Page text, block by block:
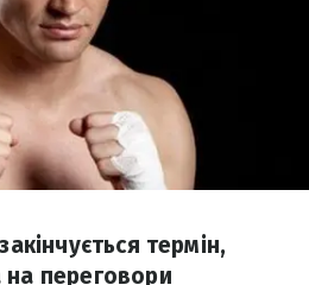
термін,
на переговори